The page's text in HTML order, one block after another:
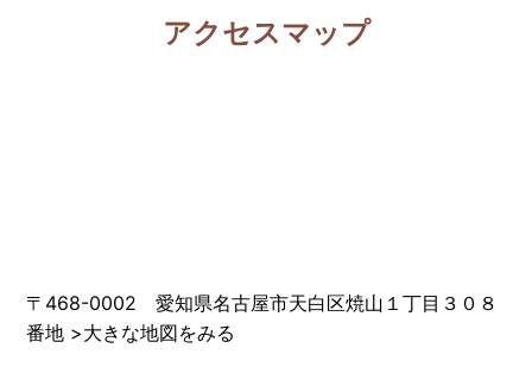
アクセスマップ
〒468-0002 愛知県名古屋市天白区焼山１丁目３０８
番地 >大きな地図をみる